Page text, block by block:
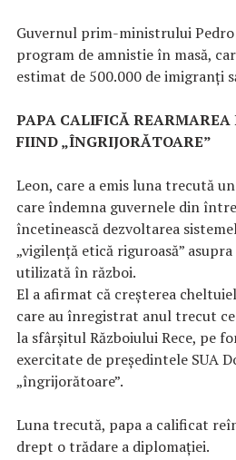
Guvernul prim-ministrului Pedro
program de amnistie în masă,
estimat de 500.000 de imigranți
PAPA CALIFICĂ REARMAREA
FIIND „ÎNGRIJORĂTOARE”
Leon, care a emis luna trecută
care îndemna guvernele din
încetinească dezvoltarea
„vigilență etică riguroasă”
utilizată în război.
El a afirmat că creșterea
care au înregistrat anul trecut
la sfârșitul Războiului Rece, pe
exercitate de președintele SUA
„îngrijorătoare”.
Luna trecută, papa a calificat
drept o trădare a diplomației.